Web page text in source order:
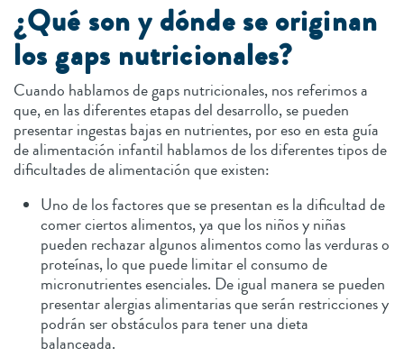
¿Qué son y dónde se originan
los gaps nutricionales?
Cuando hablamos de gaps nutricionales, nos referimos a
que, en las diferentes etapas del desarrollo, se pueden
presentar ingestas bajas en nutrientes, por eso en esta guía
de alimentación infantil hablamos de los diferentes tipos de
dificultades de alimentación que existen:
Uno de los factores que se presentan es la dificultad de
comer ciertos alimentos, ya que los niños y niñas
pueden rechazar algunos alimentos como las verduras o
proteínas, lo que puede limitar el consumo de
micronutrientes esenciales. De igual manera se pueden
presentar alergias alimentarias que serán restricciones y
podrán ser obstáculos para tener una dieta
balanceada.